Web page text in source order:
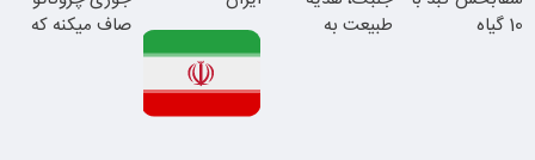
10 گیاه
طبیعت به
صاف میکنه که